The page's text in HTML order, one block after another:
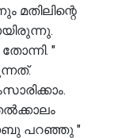
മതിലിന്റെ
"
പറഞ്ഞു "